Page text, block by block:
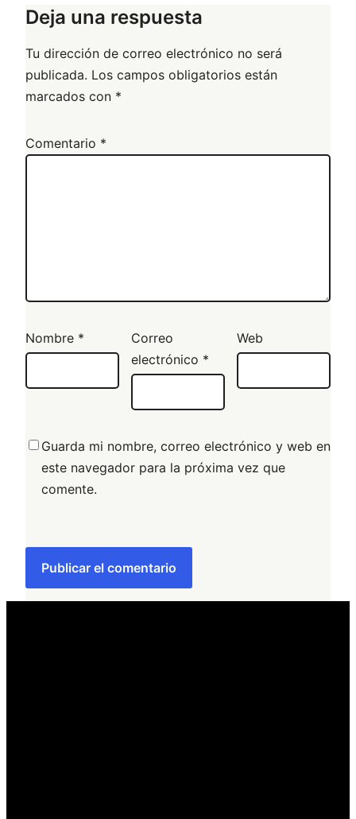
Deja una respuesta
Tu dirección de correo electrónico no será
publicada. Los campos obligatorios están
marcados con *
Comentario *
Nombre *
Correo
electrónico *
Web
Guarda mi nombre, correo electrónico y web en
este navegador para la próxima vez que
comente.